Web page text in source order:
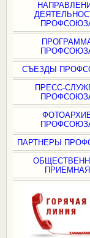
СЪЕЗДЫ
ПРЕСС-
ПАРТНЕРЫ
ПРИЕМНАЯ